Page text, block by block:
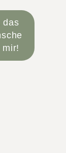
das
mir!